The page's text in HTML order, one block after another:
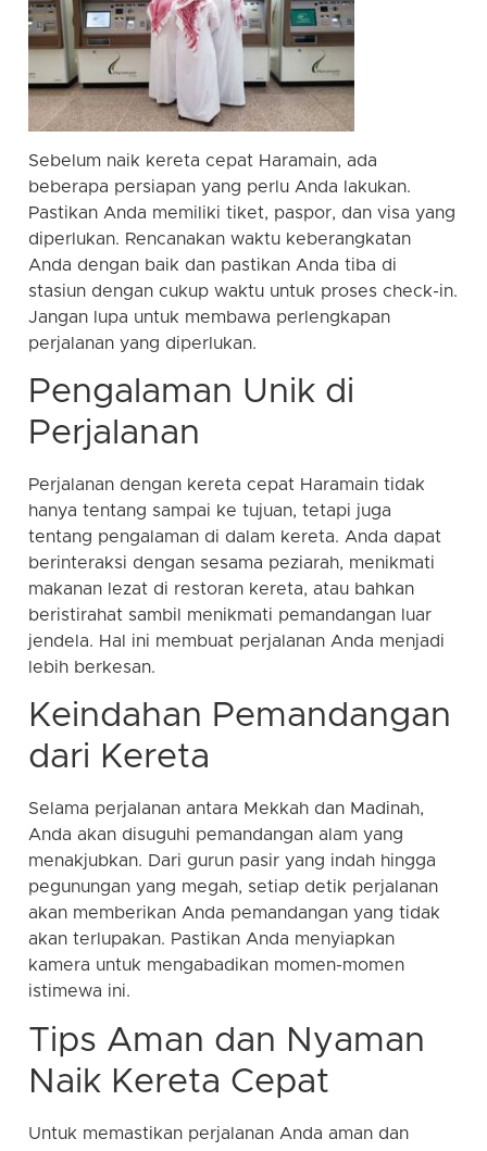
Sebelum naik kereta cepat Haramain, ada
beberapa persiapan yang perlu Anda lakukan.
Pastikan Anda memiliki tiket, paspor, dan visa yang
diperlukan. Rencanakan waktu keberangkatan
Anda dengan baik dan pastikan Anda tiba di
stasiun dengan cukup waktu untuk proses check-in.
Jangan lupa untuk membawa perlengkapan
perjalanan yang diperlukan.
Pengalaman Unik di
Perjalanan
Perjalanan dengan kereta cepat Haramain tidak
hanya tentang sampai ke tujuan, tetapi juga
tentang pengalaman di dalam kereta. Anda dapat
berinteraksi dengan sesama peziarah, menikmati
makanan lezat di restoran kereta, atau bahkan
beristirahat sambil menikmati pemandangan luar
jendela. Hal ini membuat perjalanan Anda menjadi
lebih berkesan.
Keindahan Pemandangan
dari Kereta
Selama perjalanan antara Mekkah dan Madinah,
Anda akan disuguhi pemandangan alam yang
menakjubkan. Dari gurun pasir yang indah hingga
pegunungan yang megah, setiap detik perjalanan
akan memberikan Anda pemandangan yang tidak
akan terlupakan. Pastikan Anda menyiapkan
kamera untuk mengabadikan momen-momen
istimewa ini.
Tips Aman dan Nyaman
Naik Kereta Cepat
Untuk memastikan perjalanan Anda aman dan